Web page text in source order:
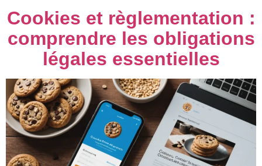
Cookies et règlementation :
comprendre les obligations
légales essentielles